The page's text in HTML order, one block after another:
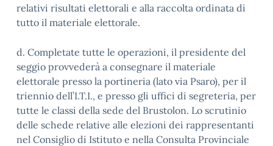
relativi risultati elettorali e alla raccolta ordinata di
tutto il materiale elettorale.
d. Completate tutte le operazioni, il presidente del
seggio provvederà a consegnare il materiale
elettorale presso la portineria (lato via Psaro), per il
triennio dell’I.T.I., e presso gli uffici di segreteria, per
tutte le classi della sede del Brustolon. Lo scrutinio
delle schede relative alle elezioni dei rappresentanti
nel Consiglio di Istituto e nella Consulta Provinciale